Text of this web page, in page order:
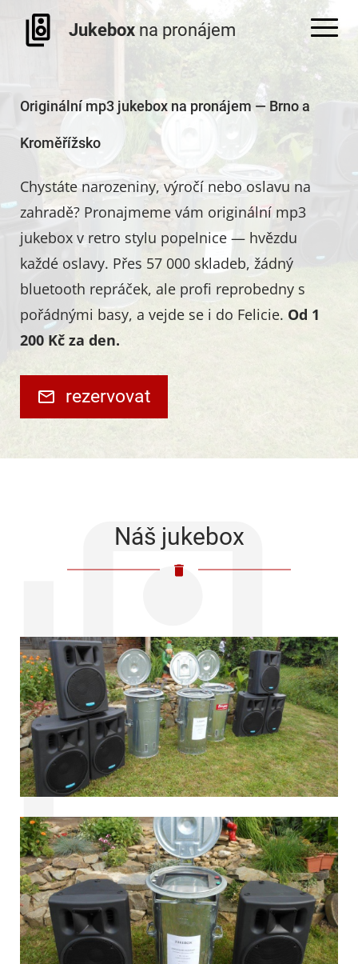
Jukebox na pronájem
Originální mp3 jukebox na pronájem — Brno a
Kroměřížsko
Chystáte narozeniny, výročí nebo oslavu na
zahradě? Pronajmeme vám originální mp3
jukebox v retro stylu popelnice — hvězdu
každé oslavy. Přes 57 000 skladeb, žádný
bluetooth repráček, ale profi reprobedny s
pořádnými basy, a vejde se i do Felicie. Od 1
200 Kč za den.
rezervovat
Náš jukebox